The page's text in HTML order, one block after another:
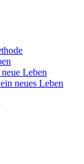
Leben
neues Leben